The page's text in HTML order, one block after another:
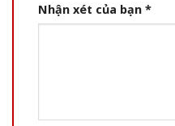
Nhận xét của bạn *